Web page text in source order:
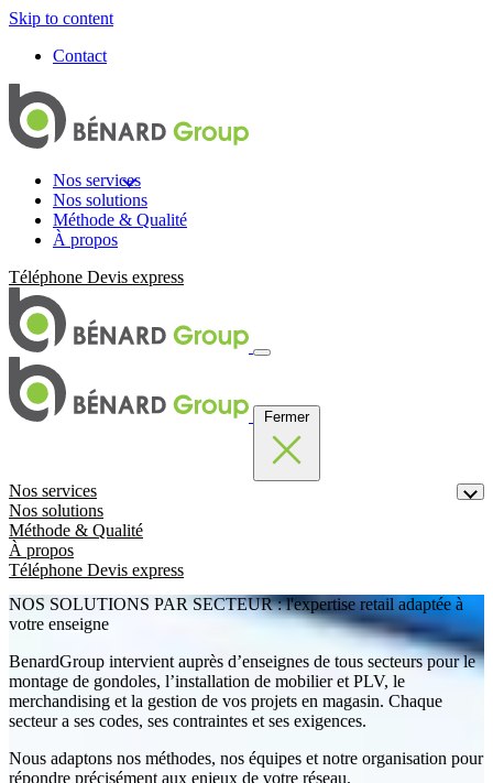
Skip to content
Contact
Nos services
Nos solutions
Méthode & Qualité
À propos
Téléphone Devis express
Fermer
Nos services
Nos solutions
Méthode & Qualité
À propos
Téléphone Devis express
NOS SOLUTIONS PAR SECTEUR :l'expertise retail adaptée à
votre enseigne
BenardGroup intervient auprès d’enseignes de tous secteurs pour le
montage de gondoles, l’installation de mobilier et PLV, le
merchandising et la gestion de vos projets en magasin. Chaque
secteur a ses codes, ses contraintes et ses exigences.
Nous adaptons nos méthodes, nos équipes et notre organisation pour
répondre précisément aux enjeux de votre réseau.